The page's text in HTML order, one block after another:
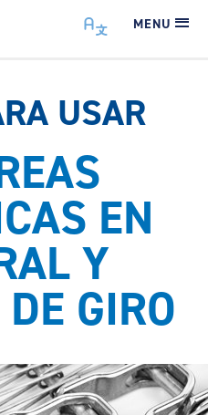
MENU
USAR
EN
Y
GIRO